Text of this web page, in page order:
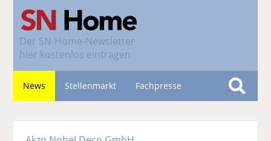
Der SN-Home-Newsletter
hier kostenlos eintragen
News Stellenmarkt Fachpresse
S